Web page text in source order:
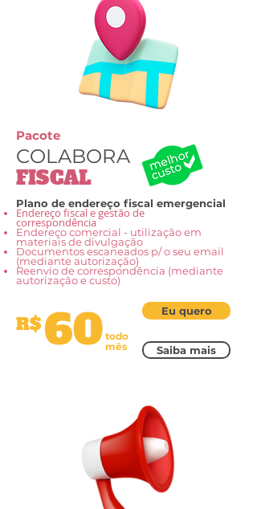
Pacote
COLABORA
FISCAL
Plano de endereço fiscal emergencial
Endereço fiscal e gestão de
correspondência
Endereço comercial - utilização em
materiais de divulgação
Documentos escaneados p/ o seu email
(mediante autorização)
Reenvio de correspondência (mediante
autorização e custo)
R$60 todo
mês
Eu quero
Saiba mais